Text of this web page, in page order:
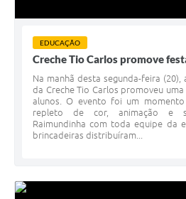
EDUCAÇÃO
Creche Tio Carlos promove
Na manhã desta segunda-feira (20),
da Creche Tio Carlos promoveu
alunos. O evento foi um
repleto de cor, animação e
Raimundinha com toda equipe da
brincadeiras distribuíram...